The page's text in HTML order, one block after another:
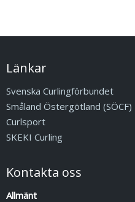
Länkar
Svenska Curlingförbundet
Småland Östergötland (SÖCF)
Curlsport
SKEKI Curling
Kontakta oss
Allmänt